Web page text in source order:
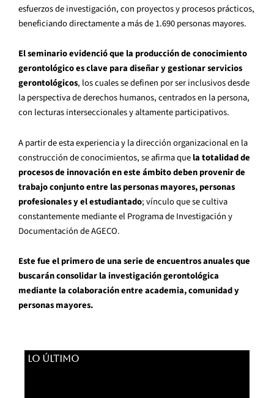
esfuerzos de investigación, con proyectos y procesos prácticos,
beneficiando directamente a más de 1.690 personas mayores.
El seminario evidenció que la producción de conocimiento
gerontológico es clave para diseñar y gestionar servicios
gerontológicos, los cuales se definen por ser inclusivos desde
la perspectiva de derechos humanos, centrados en la persona,
con lecturas interseccionales y altamente participativos.
A partir de esta experiencia y la dirección organizacional en la
construcción de conocimientos, se afirma quela totalidad de
procesos de innovación en este ámbito deben provenir de
trabajo conjunto entre las personas mayores, personas
profesionales y el estudiantado; vínculo que se cultiva
constantemente mediante el Programa de Investigación y
Documentación de AGECO.
Este fue el primero de una serie de encuentros anuales que
buscarán consolidar la investigación gerontológica
mediante la colaboración entre academia, comunidad y
personas mayores.
LO ÚLTIMO